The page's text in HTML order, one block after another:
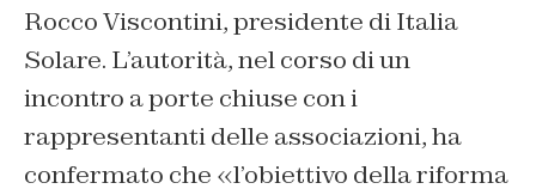
Rocco Viscontini, presidente di Italia
Solare. L’autorità, nel corso di un
incontro a porte chiuse con i
rappresentanti delle associazioni, ha
confermato che «l’obiettivo della riforma